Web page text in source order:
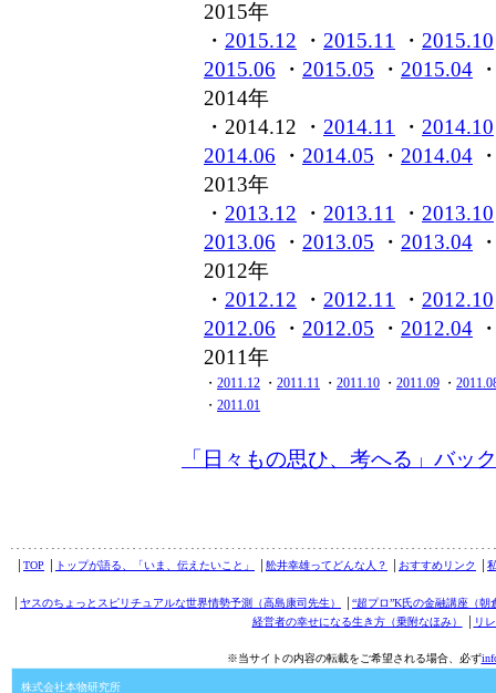
2015年
・ 2015.12 ・ 2015.11 ・ 2015.10
2015.06 ・ 2015.05 ・ 2015.04
2014年
・2014.12 ・ 2014.11 ・ 2014.10
2014.06 ・ 2014.05 ・ 2014.04
2013年
・ 2013.12 ・ 2013.11 ・ 2013.10
2013.06 ・ 2013.05 ・ 2013.04
2012年
・ 2012.12 ・ 2012.11 ・ 2012.10
2012.06 ・ 2012.05 ・ 2012.04
2011年
・ 2011.12 ・ 2011.11 ・ 2011.10 ・ 2011.09 ・
・ 2011.01
「日々もの思ひ、考へる」バッ
TOP トップが語る、「いま、伝えたいこと」 舩井幸雄ってどんな人？ おすすめリンク
ヤスのちょっとスピリチュアルな世界情勢予測（高島康司先生）
“超プロ”K氏の金融講座（朝
経営者の幸せになる生き方（乗附なほみ）
リ
※当サイトの内容の転載をご希望される場合、必ず
株式会社本物研究所